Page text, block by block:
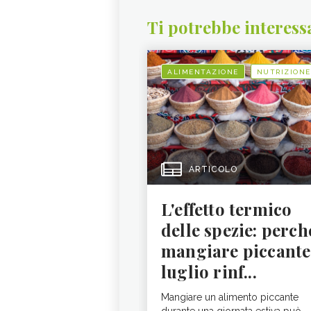
Ti potrebbe
ALIMENTAZIONE NUTRIZIONE
ARTICOLO
L'effetto termico
delle spezie:
mangiare
luglio rinf...
Mangiare un alimento piccante